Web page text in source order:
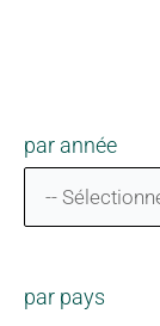
par année
par pays